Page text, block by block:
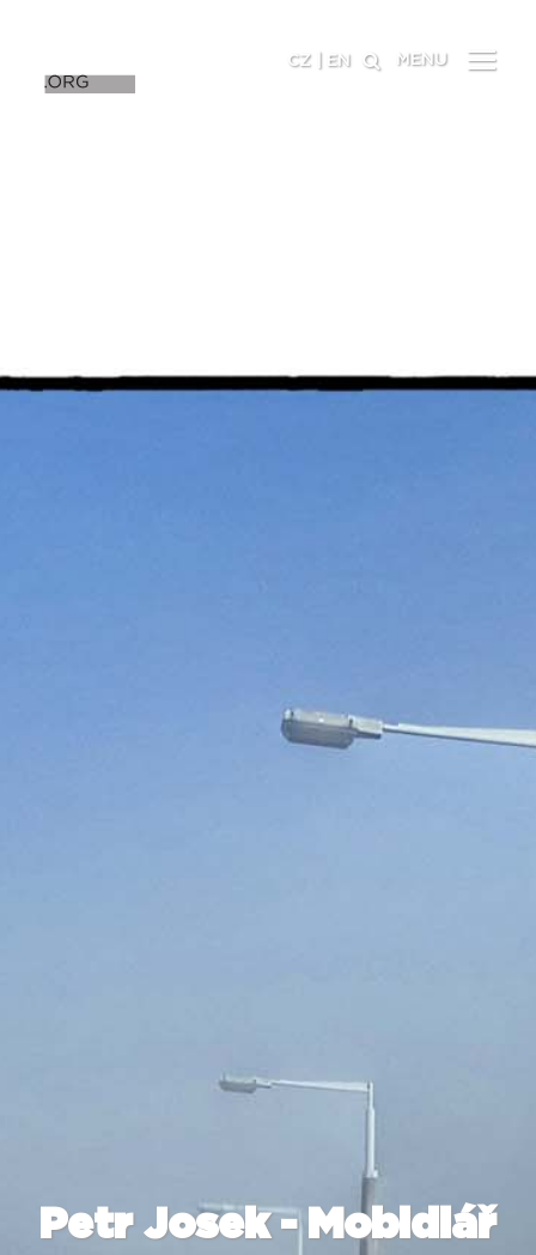
CZ EN MENU
Petr Josek - Mobidiář